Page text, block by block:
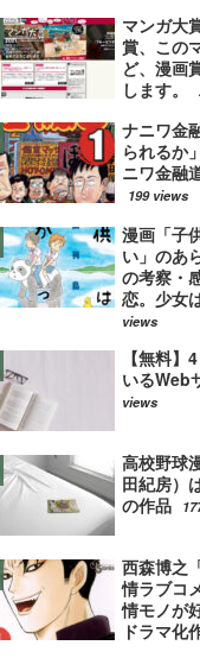
マンガ大
賞、この
ど、漫画
します。
ナニワ金
られるか
ニワ金融
199 views
漫画「子
い」のあ
の考察・
恋。少女
views
【無料】
いるWeb
views
高校野球
田紀房）
の作品
西森博之
情ラブコ
情モノが
ドラマ化